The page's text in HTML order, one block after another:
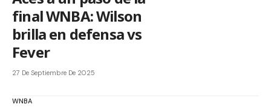
final WNBA: Wilson
brilla en defensa vs
Fever
27 De Septiembre De 2025
WNBA